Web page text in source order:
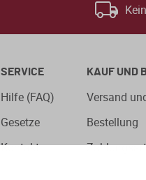
SERVICE
Hilfe (FAQ)
Gesetze
Kontakt
KAUF UND
Versand
Bestellung